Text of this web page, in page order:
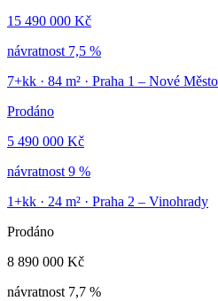
15 490 000 Kč
návratnost 7,5 %
7+kk · 84 m² · Praha 1 – Nové Město
Prodáno
5 490 000 Kč
návratnost 9 %
1+kk · 24 m² · Praha 2 – Vinohrady
Prodáno
8 890 000 Kč
návratnost 7,7 %